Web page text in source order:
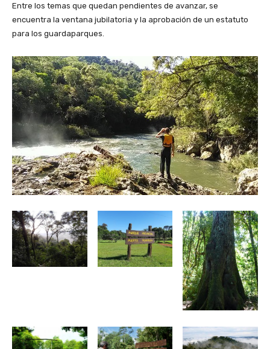
Entre los temas que quedan pendientes de avanzar, se
encuentra la ventana jubilatoria y la aprobación de un estatuto
para los guardaparques.